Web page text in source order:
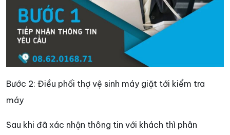
Bước 2: Điều phối thợ vệ sinh máy giặt tới kiểm tra
máy
Sau khi đã xác nhận thông tin với khách thì phân